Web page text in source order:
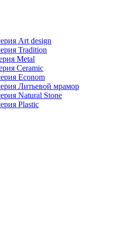
Art design
Tradition
Metal
Ceramic
Econom
Литьевой мрамор
Natural Stone
Plastic